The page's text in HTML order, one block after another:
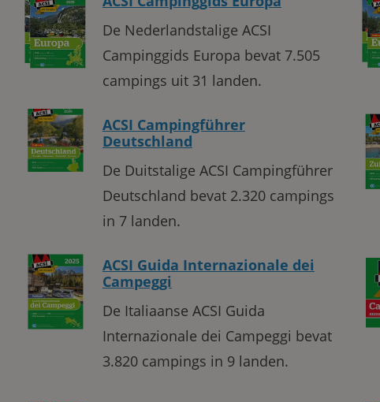
De Nederlandstalige ACSI
Campinggids Europa bevat 7.505
campings uit 31 landen.
ACSI Campingführer
Deutschland
De Duitstalige ACSI Campingführer
Deutschland bevat 2.320 campings
in 7 landen.
ACSI Guida Internazionale dei
Campeggi
De Italiaanse ACSI Guida
Internazionale dei Campeggi bevat
3.820 campings in 9 landen.